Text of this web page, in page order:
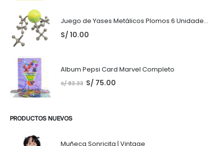
Juego de Yases Metálicos Plomos 6 Unidades + Pelota de Goma (En Bolsita Lista para Regalar)
S/ 10.00
Album Pepsi Card Marvel Completo
S/83.33 S/ 75.00
PRODUCTOS NUEVOS
Muñeca Sonricita | Vintage